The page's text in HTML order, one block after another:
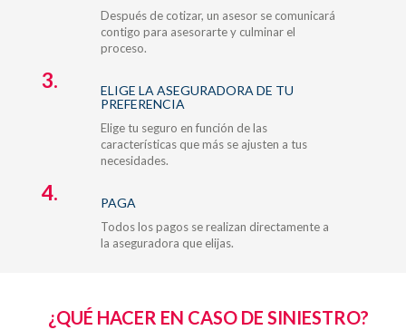
Después de cotizar, un asesor se comunicará
contigo para asesorarte y culminar el
proceso.
3.
ELIGE LA ASEGURADORA DE TU
PREFERENCIA
Elige tu seguro en función de las
características que más se ajusten a tus
necesidades.
4. PAGA
Todos los pagos se realizan directamente a
la aseguradora que elijas.
¿QUÉ HACER EN CASO DE SINIESTRO?